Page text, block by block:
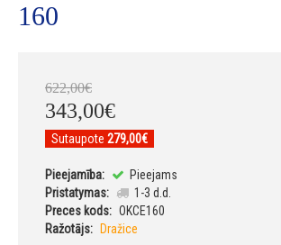
160
622,00€
343,00€
Sutaupote 279,00€
Pieejamība:
Pieejams
Pristatymas:
1-3 d.d.
Preces kods: OKCE160
Ražotājs:
Dražice